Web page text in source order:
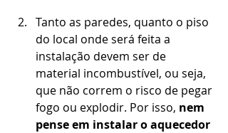
Tanto as paredes, quanto o piso
do local onde será feita a
instalação devem ser de
material incombustível, ou seja,
que não correm o risco de pegar
fogo ou explodir. Por isso, nem
pense em instalar o aquecedor